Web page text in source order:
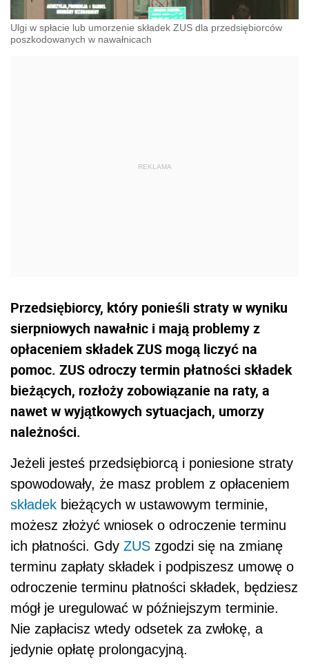
Ulgi w spłacie lub umorzenie składek ZUS dla przedsiębiorców
poszkodowanych w nawałnicach
Przedsiębiorcy, który ponieśli straty w wyniku
sierpniowych nawałnic i mają problemy z
opłaceniem składek ZUS mogą liczyć na
pomoc. ZUS odroczy termin płatności składek
bieżących, rozłoży zobowiązanie na raty, a
nawet w wyjątkowych sytuacjach, umorzy
należności.
Jeżeli jesteś przedsiębiorcą i poniesione straty
spowodowały, że masz problem z opłaceniem
składek bieżących w ustawowym terminie,
możesz złożyć wniosek o odroczenie terminu
ich płatności. Gdy ZUS zgodzi się na zmianę
terminu zapłaty składek i podpiszesz umowę o
odroczenie terminu płatności składek, będziesz
mógł je uregulować w późniejszym terminie.
Nie zapłacisz wtedy odsetek za zwłokę, a
jedynie opłatę prolongacyjną.